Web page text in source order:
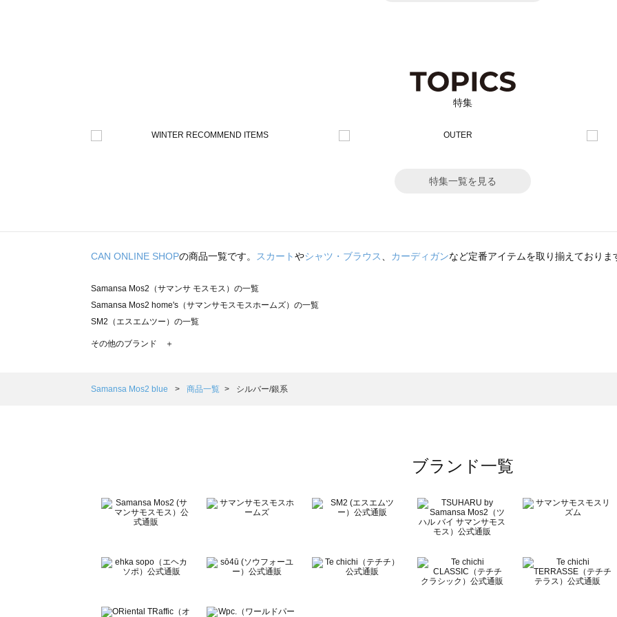
特集
特集一覧を見る
CAN ONLINE SHOPの商品一覧です。 スカートやシャツ・ブラウス、 カーディガンなど定番アイテムを取り揃えておりま
Samansa Mos2（サマンサ モスモス）の一覧
Samansa Mos2 home's（サマンサモスモスホームズ）の一覧
SM2（エスエムツー）の一覧
TSUHARU by Samansa Mos2（ツハルバイサマンサモスモス）の一覧
Samansa Mos2 Lagom（サマンサモスモス ラーゴム）の一覧
BETTY'S BLUE（べティーズブルー）の一覧
Wpc.（ワールドパーティー）の一覧
その他のブランド ＋
Samansa Mos2 blue 商品一覧 シルバー/銀系
ブランド一覧